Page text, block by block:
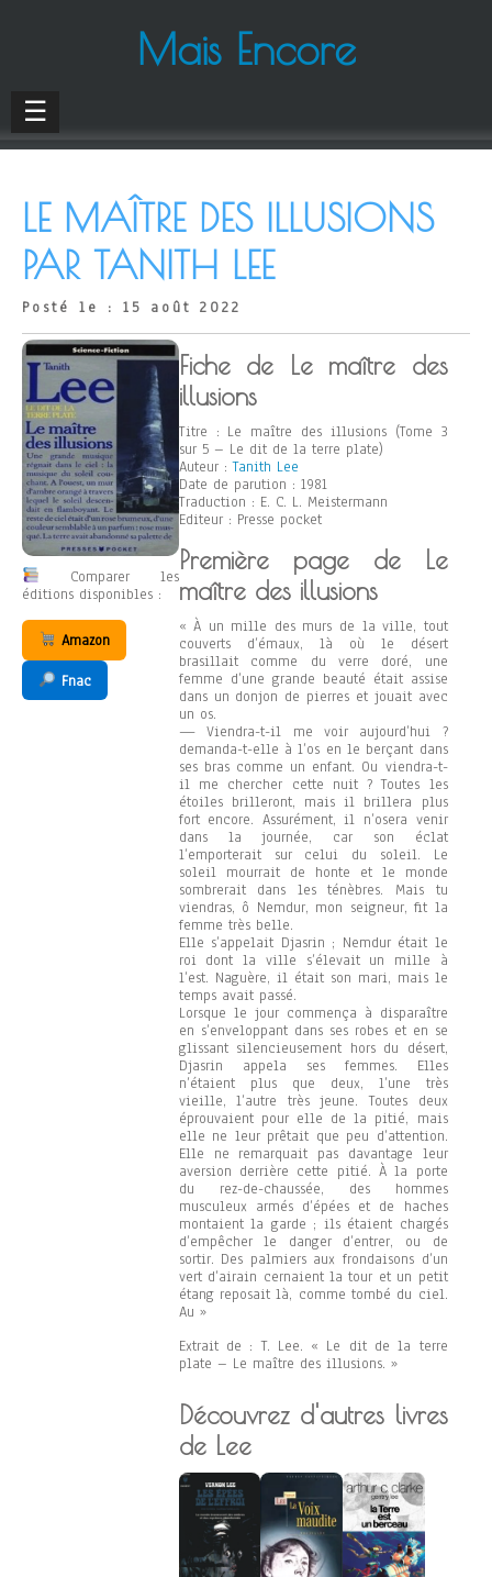
Mais Encore
☰
LE MAÎTRE DES ILLUSIONS
PAR TANITH LEE
Posté le : 15 août 2022
Comparer les
éditions disponibles :
Amazon
Fnac
Fiche de Le maître des
illusions
Titre : Le maître des illusions (Tome 3
sur 5 – Le dit de la terre plate)
Auteur :Tanith Lee
Date de parution : 1981
Traduction : E. C. L. Meistermann
Editeur : Presse pocket
Première page de Le
maître des illusions
« À un mille des murs de la ville, tout
couverts d’émaux, là où le désert
brasillait comme du verre doré, une
femme d’une grande beauté était assise
dans un donjon de pierres et jouait avec
un os.
— Viendra-t-il me voir aujourd’hui ?
demanda-t-elle à l’os en le berçant dans
ses bras comme un enfant. Ou viendra-t-
il me chercher cette nuit ? Toutes les
étoiles brilleront, mais il brillera plus
fort encore. Assurément, il n’osera venir
dans la journée, car son éclat
l’emporterait sur celui du soleil. Le
soleil mourrait de honte et le monde
sombrerait dans les ténèbres. Mais tu
viendras, ô Nemdur, mon seigneur, fit la
femme très belle.
Elle s’appelait Djasrin ; Nemdur était le
roi dont la ville s’élevait un mille à
l’est. Naguère, il était son mari, mais le
temps avait passé.
Lorsque le jour commença à disparaître
en s’enveloppant dans ses robes et en se
glissant silencieusement hors du désert,
Djasrin appela ses femmes. Elles
n’étaient plus que deux, l’une très
vieille, l’autre très jeune. Toutes deux
éprouvaient pour elle de la pitié, mais
elle ne leur prêtait que peu d’attention.
Elle ne remarquait pas davantage leur
aversion derrière cette pitié. À la porte
du rez-de-chaussée, des hommes
musculeux armés d’épées et de haches
montaient la garde ; ils étaient chargés
d’empêcher le danger d’entrer, ou de
sortir. Des palmiers aux frondaisons d’un
vert d’airain cernaient la tour et un petit
étang reposait là, comme tombé du ciel.
Au »
Extrait de : T. Lee. « Le dit de la terre
plate – Le maître des illusions. »
Découvrez d'autres livres
de Lee